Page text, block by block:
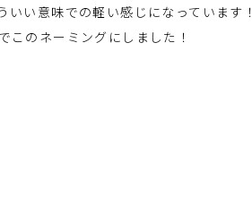
い意味での軽い感じになっています！
このネーミングにしました！